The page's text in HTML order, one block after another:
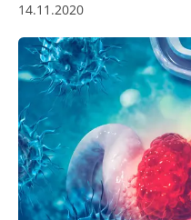
14.11.2020